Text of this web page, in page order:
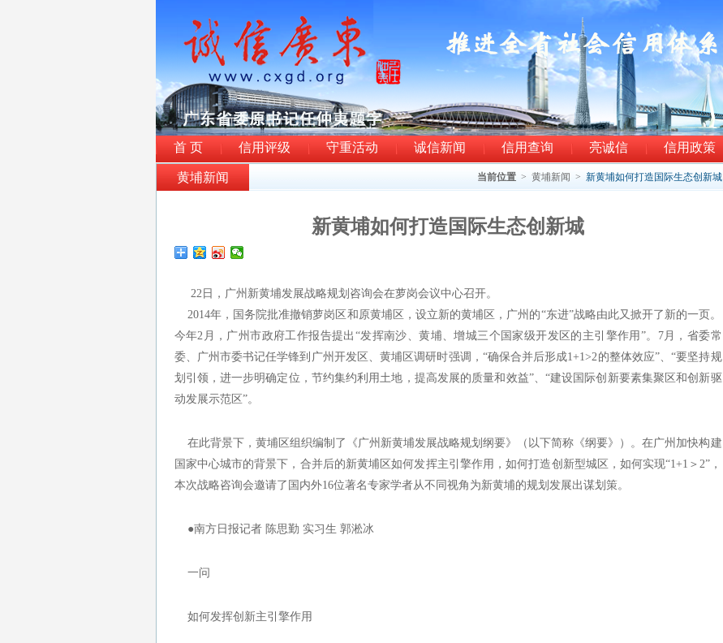
首 页 信用评级 守重活动 诚信新闻 信用查询 亮诚信 信用政策
黄埔新闻 当前位置 > 黄埔新闻 > 新黄埔如何打造国际生态创新城
新黄埔如何打造国际生态创新城
22日，广州新黄埔发展战略规划咨询会在萝岗会议中心召开。
2014年，国务院批准撤销萝岗区和原黄埔区，设立新的黄埔区，广州的“东进”战略由此又掀开了新的一页。
今年2月，广州市政府工作报告提出“发挥南沙、黄埔、增城三个国家级开发区的主引擎作用”。7月，省委常
委、广州市委书记任学锋到广州开发区、黄埔区调研时强调，“确保合并后形成1+1>2的整体效应”、“要坚持规
划引领，进一步明确定位，节约集约利用土地，提高发展的质量和效益”、“建设国际创新要素集聚区和创新驱
动发展示范区”。
在此背景下，黄埔区组织编制了《广州新黄埔发展战略规划纲要》（以下简称《纲要》）。在广州加快构建
国家中心城市的背景下，合并后的新黄埔区如何发挥主引擎作用，如何打造创新型城区，如何实现“1+1＞2”，
本次战略咨询会邀请了国内外16位著名专家学者从不同视角为新黄埔的规划发展出谋划策。
●南方日报记者 陈思勤 实习生 郭淞冰
一问
如何发挥创新主引擎作用